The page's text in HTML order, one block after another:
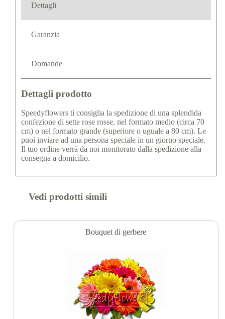
Dettagli
Garanzia
Domande
Dettagli prodotto
Speedyflowers ti consiglia la spedizione di una splendida
confezione di sette rose rosse, nel formato medio (circa 70
cm) o nel formato grande (superiore o uguale a 80 cm). Le
puoi inviare ad una persona speciale in un giorno speciale.
Il tuo ordine verrà da noi monitorato dalla spedizione alla
consegna a domicilio.
Vedi prodotti simili
Bouquet di gerbere